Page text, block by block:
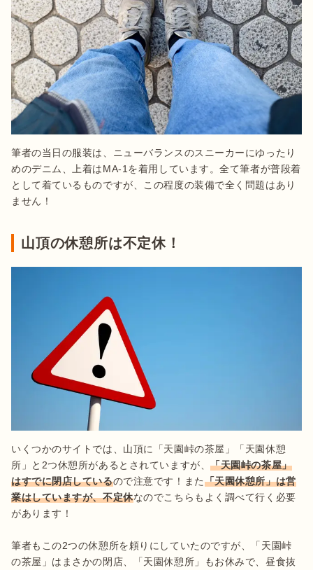
筆者の当日の服装は、ニューバランスのスニーカーにゆったり
めのデニム、上着はMA-1を着用しています。全て筆者が普段着
として着ているものですが、この程度の装備で全く問題はあり
ません！
山頂の休憩所は不定休！
いくつかのサイトでは、山頂に「天園峠の茶屋」「天園休憩
所」と2つ休憩所があるとされていますが、「天園峠の茶屋」
はすでに閉店しているので注意です！また「天園休憩所」は営
業はしていますが、不定休なのでこちらもよく調べて行く必要
があります！
筆者もこの2つの休憩所を頼りにしていたのですが、「天園峠
の茶屋」はまさかの閉店、「天園休憩所」もお休みで、昼食抜